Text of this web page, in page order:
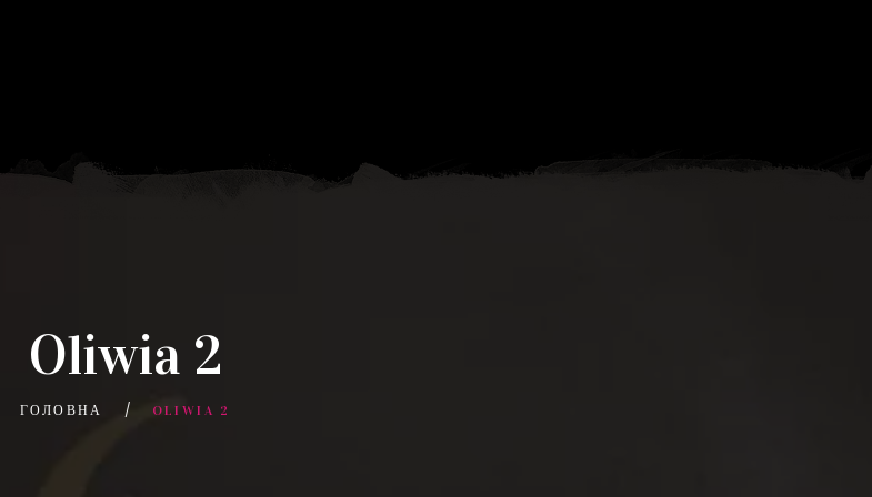
Oliwia 2
ГОЛОВНА OLIWIA 2